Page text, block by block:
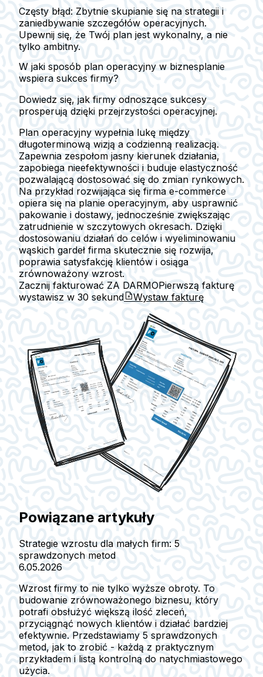
Częsty błąd: Zbytnie skupianie się na strategii i
zaniedbywanie szczegółów operacyjnych.
Upewnij się, że Twój plan jest wykonalny, a nie
tylko ambitny.
W jaki sposób plan operacyjny w biznesplanie
wspiera sukces firmy?
Dowiedz się, jak firmy odnoszące sukcesy
prosperują dzięki przejrzystości operacyjnej.
Plan operacyjny wypełnia lukę między
długoterminową wizją a codzienną realizacją.
Zapewnia zespołom jasny kierunek działania,
zapobiega nieefektywności i buduje elastyczność
pozwalającą dostosować się do zmian rynkowych.
Na przykład rozwijająca się firma e-commerce
opiera się na planie operacyjnym, aby usprawnić
pakowanie i dostawy, jednocześnie zwiększając
zatrudnienie w szczytowych okresach. Dzięki
dostosowaniu działań do celów i wyeliminowaniu
wąskich gardeł firma skutecznie się rozwija,
poprawia satysfakcję klientów i osiąga
zrównoważony wzrost.
Zacznij fakturować ZA DARMOPierwszą fakturę
wystawisz w 30 sekund Wystaw fakturę
Powiązane artykuły
Strategie wzrostu dla małych firm: 5
sprawdzonych metod
6.05.2026
Wzrost firmy to nie tylko wyższe obroty. To
budowanie zrównoważonego biznesu, który
potrafi obsłużyć większą ilość zleceń,
przyciągnąć nowych klientów i działać bardziej
efektywnie. Przedstawiamy 5 sprawdzonych
metod, jak to zrobić - każdą z praktycznym
przykładem i listą kontrolną do natychmiastowego
użycia.